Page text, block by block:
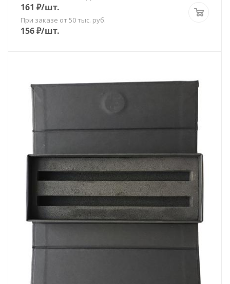
161 ₽/шт.
При заказе от 50 тыс. руб.
156₽/шт.